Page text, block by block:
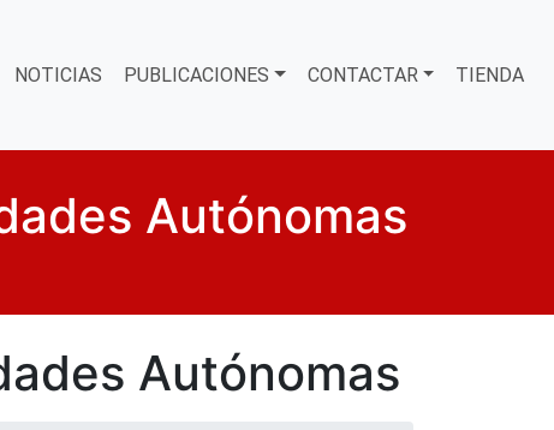
NOTICIAS PUBLICACIONES CONTACTAR TIENDA
Autónomas
Autónomas